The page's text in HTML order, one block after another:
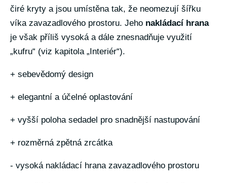
čiré kryty a jsou umístěna tak, že neomezují šířku
víka zavazadlového prostoru. Jeho nakládací hrana
je však příliš vysoká a dále znesnadňuje využití
„kufru“ (viz kapitola „Interiér“).
+ sebevědomý design
+ elegantní a účelné oplastování
+ vyšší poloha sedadel pro snadnější nastupování
+ rozměrná zpětná zrcátka
- vysoká nakládací hrana zavazadlového prostoru